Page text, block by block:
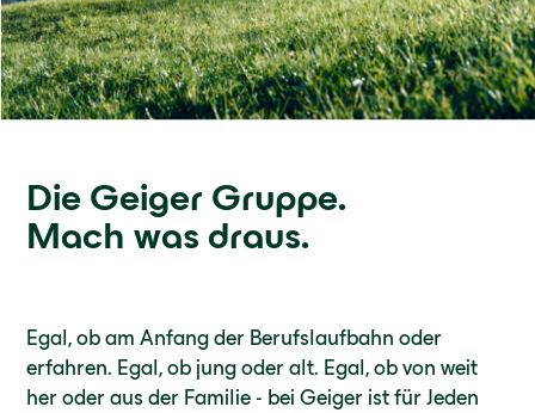
Die Geiger Gruppe.
Mach was draus.
Egal, ob am Anfang der Berufslaufbahn oder
erfahren. Egal, ob jung oder alt. Egal, ob von weit
her oder aus der Familie - bei Geiger ist für Jeden